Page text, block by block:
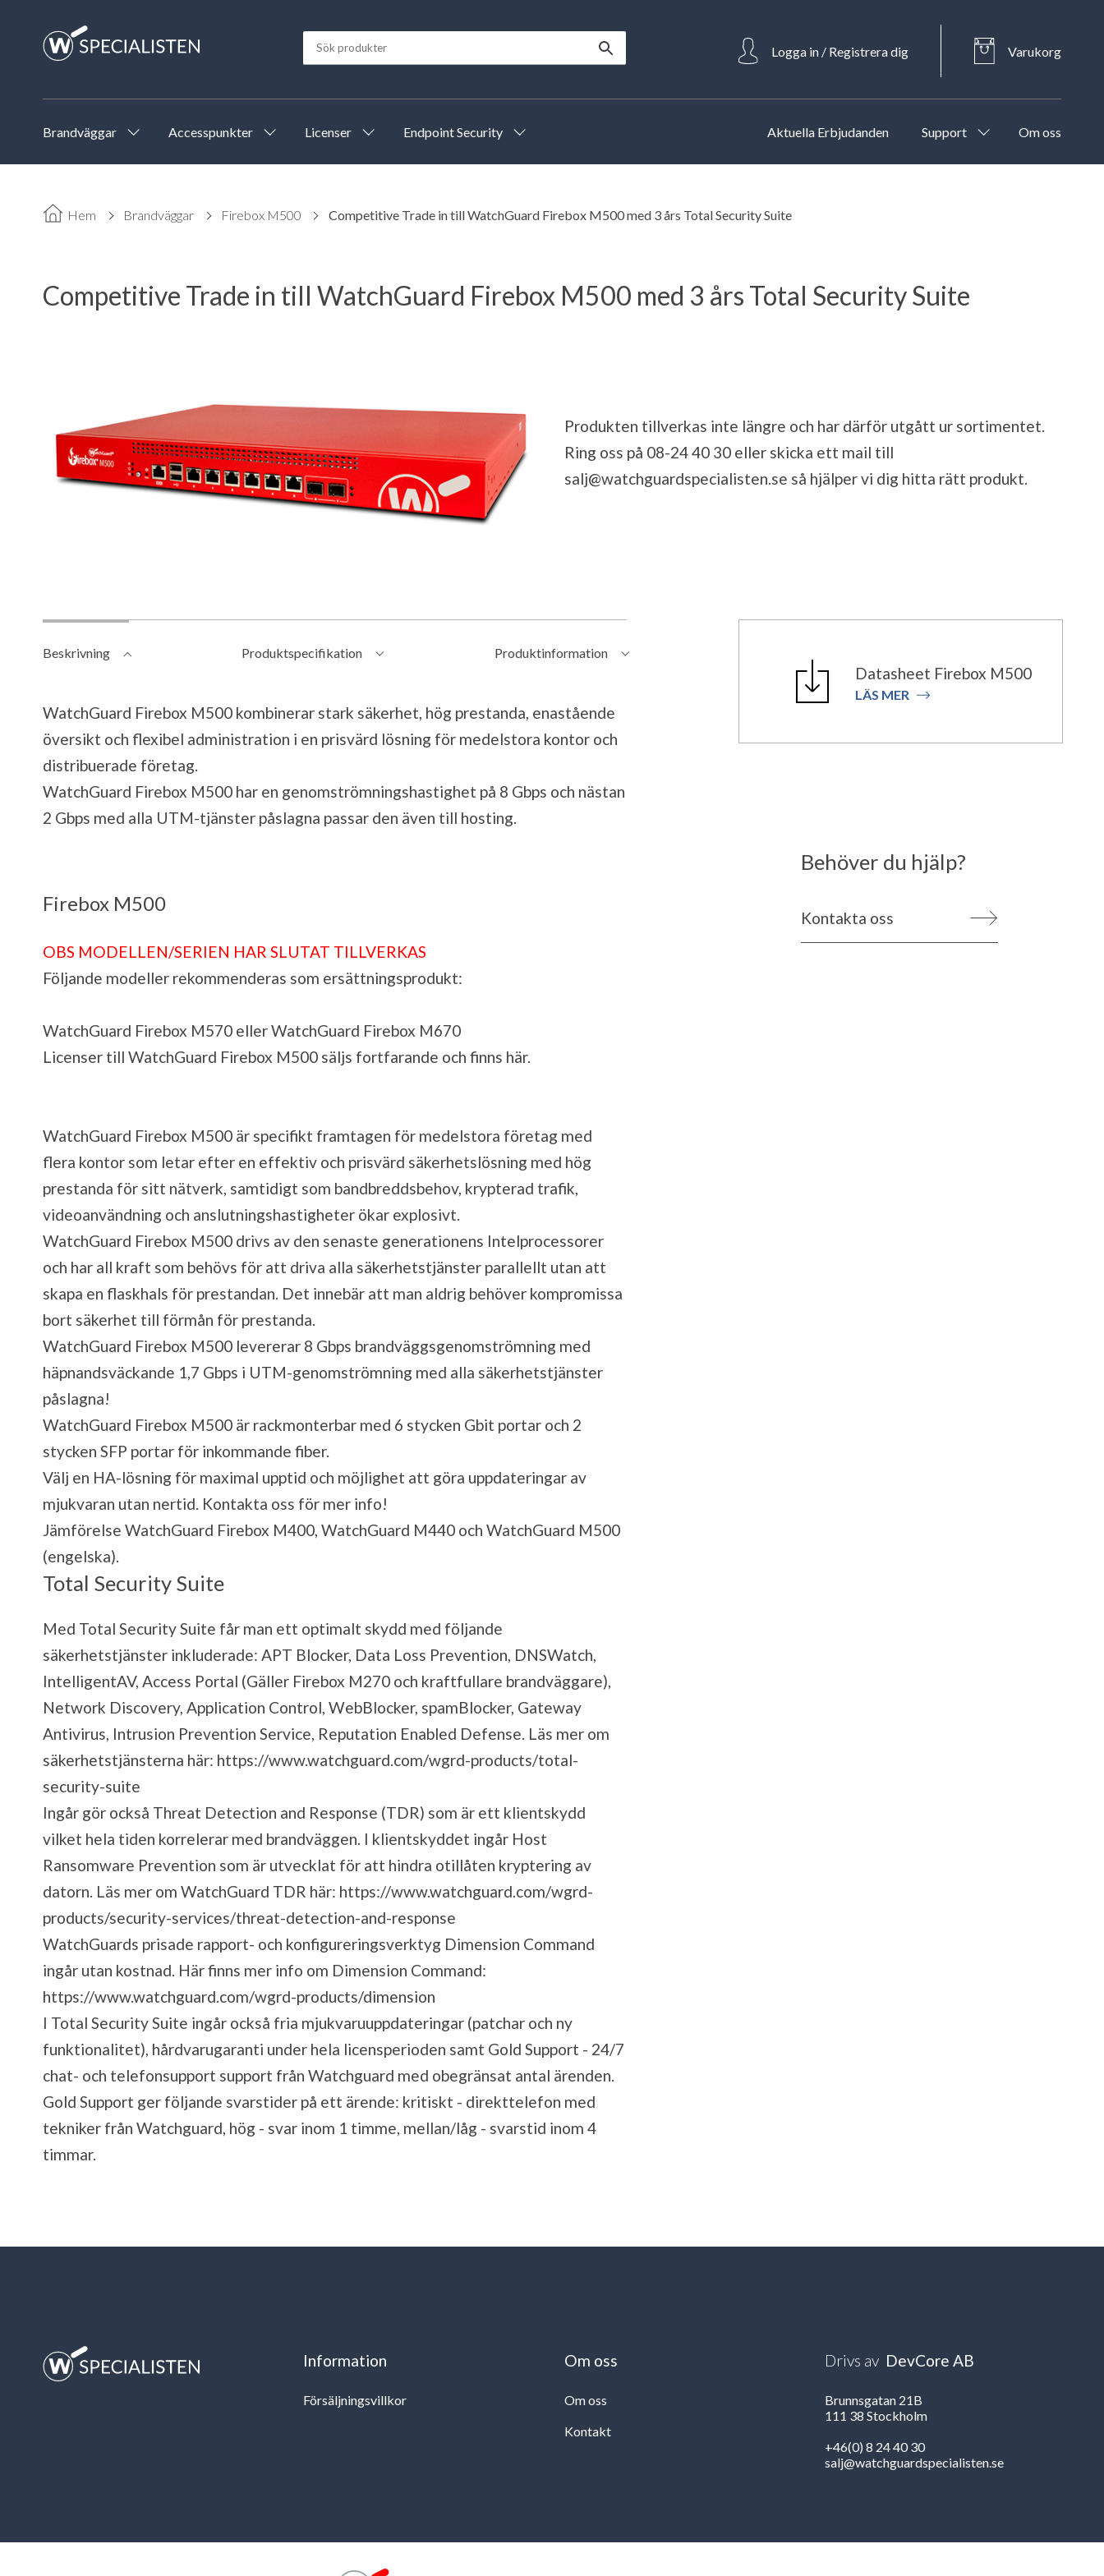
Logga in / Registrera dig Varukorg
Brandväggar Accesspunkter Licenser Endpoint Security Aktuella Erbjudanden Support Om oss
Hem Brandväggar Firebox M500 Competitive Trade in till WatchGuard Firebox M500 med 3 års Total Security Suite
Competitive Trade in till WatchGuard Firebox M500 med 3 års Total Security Suite
Produkten tillverkas inte längre och har därför utgått ur sortimentet.
Ring oss på 08-24 40 30 eller skicka ett mail till
salj@watchguardspecialisten.se så hjälper vi dig hitta rätt produkt.
Beskrivning Produktspecifikation Produktinformation
WatchGuard Firebox M500 kombinerar stark säkerhet, hög prestanda, enastående
översikt och flexibel administration i en prisvärd lösning för medelstora kontor och
distribuerade företag.
WatchGuard Firebox M500 har en genomströmningshastighet på 8 Gbps och nästan
2 Gbps med alla UTM-tjänster påslagna passar den även till hosting.
Firebox M500
OBS MODELLEN/SERIEN HAR SLUTAT TILLVERKAS
Följande modeller rekommenderas som ersättningsprodukt:
WatchGuard Firebox M570 ellerWatchGuard Firebox M670
Licenser till WatchGuard Firebox M500 säljs fortfarande och finns här.
WatchGuard Firebox M500 är specifikt framtagen för medelstora företag med
flera kontor som letar efter en effektiv och prisvärd säkerhetslösning med hög
prestanda för sitt nätverk, samtidigt som bandbreddsbehov, krypterad trafik,
videoanvändning och anslutningshastigheter ökar explosivt.
WatchGuard Firebox M500 drivs av den senaste generationens Intelprocessorer
och har all kraft som behövs för att driva alla säkerhetstjänster parallellt utan att
skapa en flaskhals för prestandan. Det innebär att man aldrig behöver kompromissa
bort säkerhet till förmån för prestanda.
WatchGuard Firebox M500 levererar 8 Gbps brandväggsgenomströmning med
häpnandsväckande 1,7 Gbps i UTM-genomströmning med alla säkerhetstjänster
påslagna!
WatchGuard Firebox M500 är rackmonterbar med 6 stycken Gbit portar och 2
stycken SFP portar för inkommande fiber.
Välj en HA-lösning för maximal upptid och möjlighet att göra uppdateringar av
mjukvaran utan nertid. Kontakta oss för mer info!
Jämförelse WatchGuard Firebox M400, WatchGuard M440 och WatchGuard M500
(engelska).
Total Security Suite
Med Total Security Suite får man ett optimalt skydd med följande
säkerhetstjänster inkluderade: APT Blocker, Data Loss Prevention, DNSWatch,
IntelligentAV, Access Portal (Gäller Firebox M270 och kraftfullare brandväggare),
Network Discovery, Application Control, WebBlocker, spamBlocker, Gateway
Antivirus, Intrusion Prevention Service, Reputation Enabled Defense. Läs mer om
säkerhetstjänsterna här: https://www.watchguard.com/wgrd-products/total-
security-suite
Ingår gör också Threat Detection and Response (TDR) som är ett klientskydd
vilket hela tiden korrelerar med brandväggen. I klientskyddet ingår Host
Ransomware Prevention som är utvecklat för att hindra otillåten kryptering av
datorn. Läs mer om WatchGuard TDR här: https://www.watchguard.com/wgrd-
products/security-services/threat-detection-and-response
WatchGuards prisade rapport- och konfigureringsverktyg Dimension Command
ingår utan kostnad. Här finns mer info om Dimension Command:
https://www.watchguard.com/wgrd-products/dimension
I Total Security Suite ingår också fria mjukvaruuppdateringar (patchar och ny
funktionalitet), hårdvarugaranti under hela licensperioden samt Gold Support - 24/7
chat- och telefonsupport support från Watchguard med obegränsat antal ärenden.
Gold Support ger följande svarstider på ett ärende: kritiskt - direkttelefon med
tekniker från Watchguard, hög - svar inom 1 timme, mellan/låg - svarstid inom 4
timmar.
Datasheet Firebox M500
LÄS MER
Behöver du hjälp?
Kontakta oss
Information
Försäljningsvillkor
Om oss
Om oss
Kontakt
Drivs av DevCore AB
Brunnsgatan 21B
111 38 Stockholm
+46(0) 8 24 40 30
salj@watchguardspecialisten.se